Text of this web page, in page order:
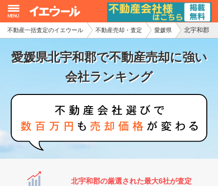
不動産一括査定のイエウール 不動産売却・査定 愛媛県 北宇和郡
愛媛県北宇和郡で不動産売却に強い
会社ランキング
北宇和郡の厳選された最大6社が査定
イエウール加盟希望の不動産会社様
初めての方へ
不動産の売却・一括査定
家査定シミュレーター
お問い合わせ